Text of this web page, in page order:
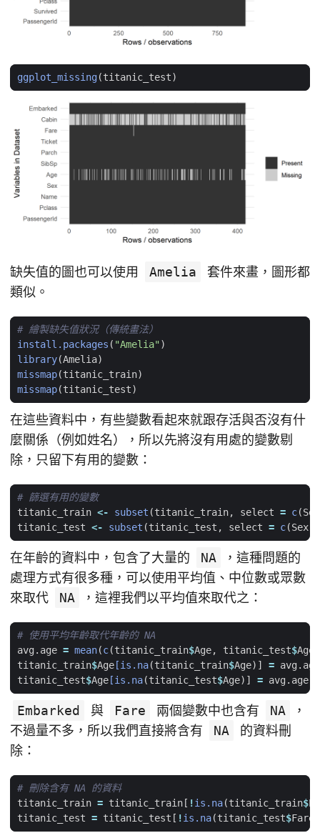
ggplot_missing(titanic_test)
缺失值的圖也可以使用 Amelia
套件來畫，圖形都
類似。
# 繪製缺失值狀況（傳統畫法）
install.packages ( "Amelia")
library(Amelia)
missmap(titanic_train)
missmap(titanic_test)
在這些資料中，有些變數看起來就跟存活與否沒有什
麼關係（例如姓名），所以先將沒有用處的變數剔
除，只留下有用的變數：
# 篩選有用的變數
titanic_train <- subset (titanic_train, select = c(Sex
titanic_test <- subset (titanic_test , select = c(Sex
在年齡的資料中，包含了大量的 NA
，這種問題的
處理方式有很多種，可以使用平均值、中位數或眾數
來取代
NA ，這裡我們以平均值來取代之：
# 使用平均年齡取代年齡的 NA
avg.age = mean(c(titanic_train$Age, titanic_test$Age
titanic_train$Age [is.na(titanic_train$Age) ] = avg.age
titanic_test$Age [is.na(titanic_test$Age) ] = avg.age
Embarked 與 Fare 兩個變數中也含有 NA
，
不過量不多，所以我們直接將含有
NA
的資料刪
除：
# 刪除含有 NA 的資料
titanic_train = titanic_train[ !is.na(titanic_train$
titanic_test = titanic_test[ !is.na(titanic_test$Fare